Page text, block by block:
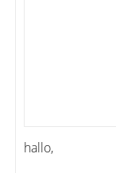
hallo,